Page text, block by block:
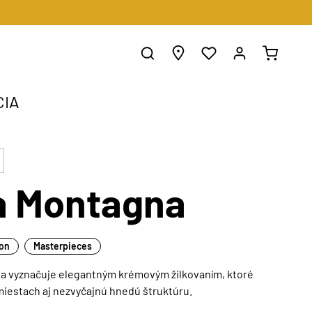
Montagna
Masterpieces
vyznačuje elegantným krémovým žilkovaním, ktoré
aj nezvyčajnú hnedú štruktúru.